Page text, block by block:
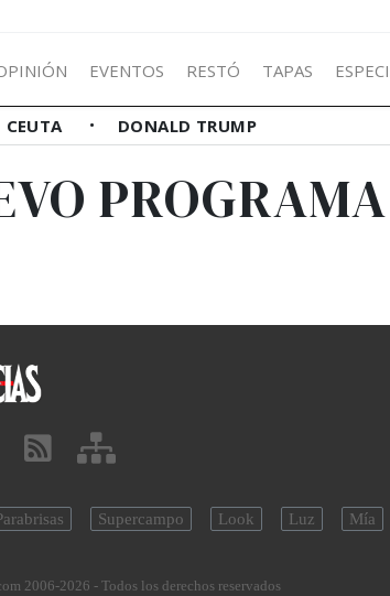
EVENTOS RESTÓ TAPAS
CEUTA DONALD TRUMP
PROGRAMA
Supercampo Look Luz Mía
2006-2026 - Todos los derechos reservados